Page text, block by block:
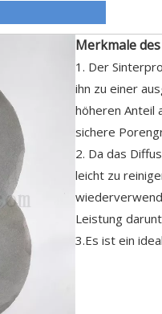
Merkmale
1. Der
ihn zu einer
höheren Anteil
sichere
2. Da das
leicht zu
Leistung
3.Es ist ein